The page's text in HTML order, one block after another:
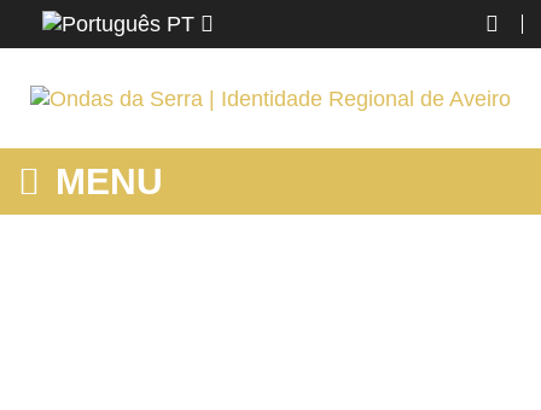
PT
MENU